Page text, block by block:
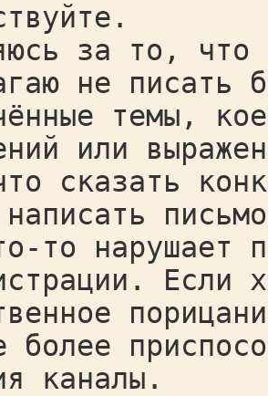
за то, что
не писать
темы,
или
сказать
написать
то нарушает
Если
более
каналы.